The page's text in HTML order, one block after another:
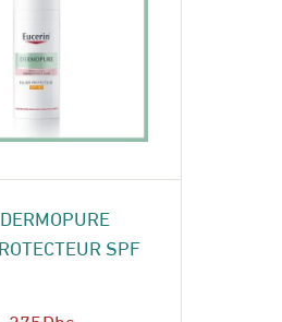
SPF